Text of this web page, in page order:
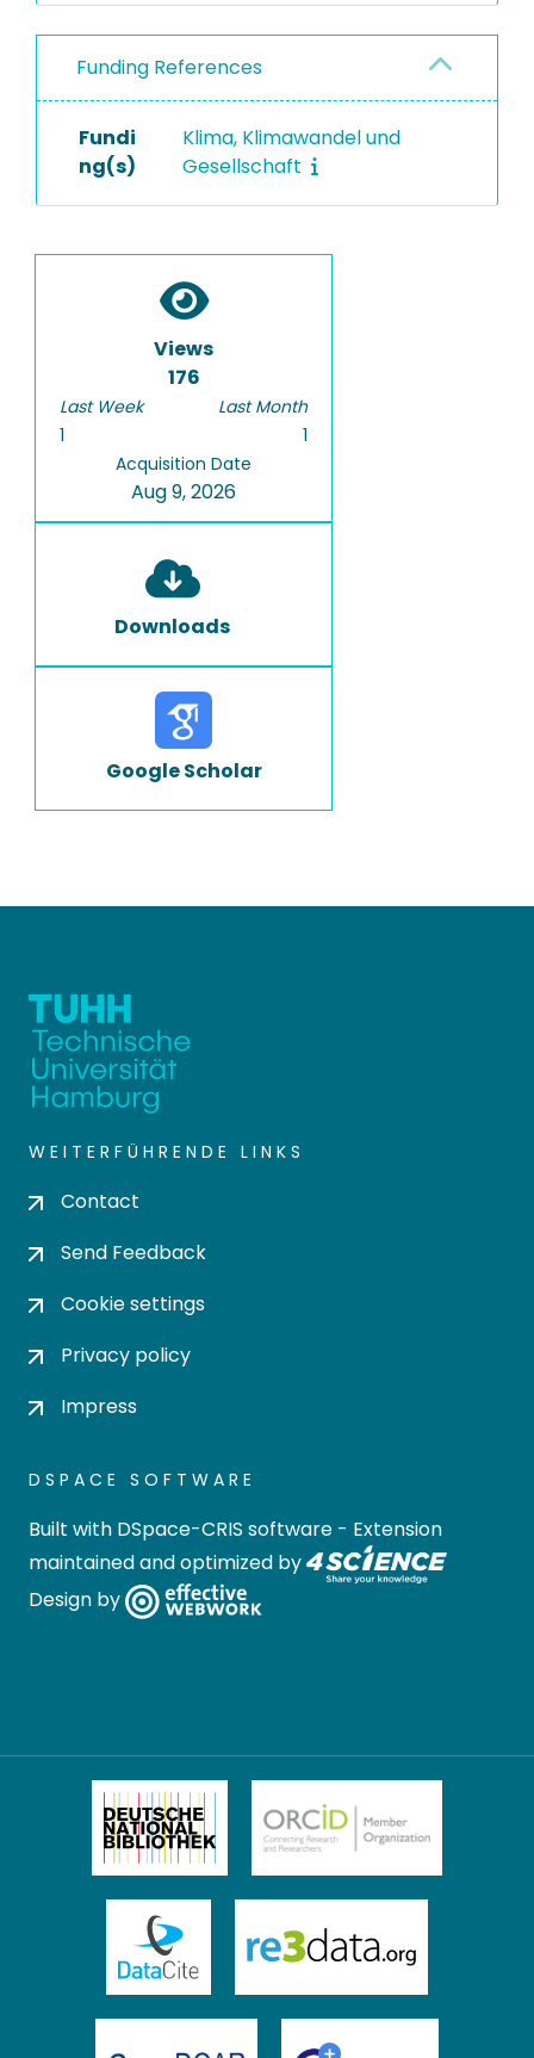
Funding References
Fundi
ng(s)
Klima, Klimawandel und
Gesellschaft
Views
176
Last Week
1
Last Month
1
Acquisition Date
Aug 9, 2026
Downloads
Google Scholar
WEITERFÜHRENDE LINKS
Contact
Send Feedback
Cookie settings
Privacy policy
Impress
DSPACE SOFTWARE
Built with DSpace-CRIS software - Extension
maintained and optimized by
Design by